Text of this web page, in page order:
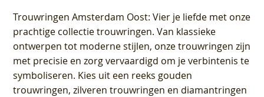
Trouwringen Amsterdam Oost: Vier je liefde met onze
prachtige collectie trouwringen. Van klassieke
ontwerpen tot moderne stijlen, onze trouwringen zijn
met precisie en zorg vervaardigd om je verbintenis te
symboliseren. Kies uit een reeks gouden
trouwringen, zilveren trouwringen en diamantringen